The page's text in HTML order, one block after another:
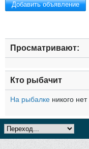
Добавить объявление
Просматривают:
Кто рыбачит
На рыбалке никого нет